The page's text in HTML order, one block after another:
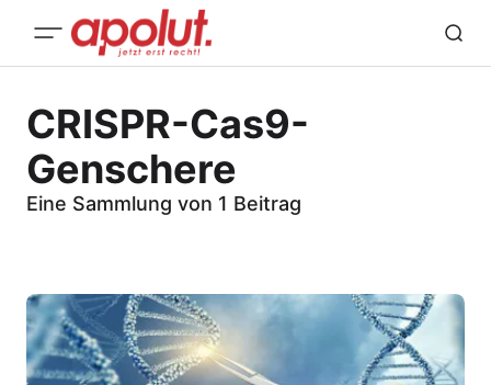
CRISPR-Cas9-
Genschere
Eine Sammlung von 1 Beitrag